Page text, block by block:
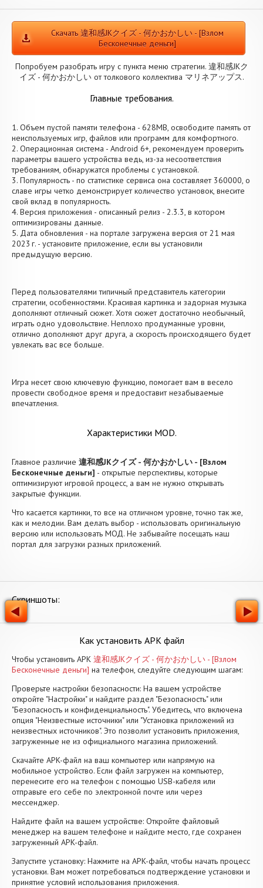
Скачать 違和感JKクイズ - 何かおかしい - [Взлом
Бесконечные деньги]
Попробуем разобрать игру с пункта меню стратегии. 違和感JKク
イズ - 何かおかしい от толкового коллектива マリネアップス.
Главные требования.
1. Объем пустой памяти телефона - 628MB, освободите память от
неиспользуемых игр, файлов или программ для комфортного.
2. Операционная система - Android 6+, рекомендуем проверить
параметры вашего устройства ведь, из-за несоответствия
требованиям, обнаружатся проблемы с установкой.
3. Популярность - по статистике сервиса она составляет 360000, о
cлаве игры четко демонстрирует количество установок, внесите
свой вклад в популярность.
4. Версия приложения - описанный релиз - 2.3.3, в котором
оптимизированы данные.
5. Дата обновления - на портале загружена версия от 21 мая
2023 г. - установите приложение, если вы установили
предыдущую версию.
Перед пользователями типичный представитель категории
стратегии, особенностями. Красивая картинка и задорная музыка
дополняют отличный сюжет. Хотя сюжет достаточно необычный,
играть одно удовольствие. Неплохо продуманные уровни,
отлично дополняют друг друга, а скорость происходящего будет
увлекать вас все больше.
Игра несет свою ключевую функцию, помогает вам в весело
провести свободное время и предоставит незабываемые
впечатления.
Характеристики MOD.
Главное различие 違和感JKクイズ - 何かおかしい - [Взлом
Бесконечные деньги] - открытые перспективы, которые
оптимизируют игровой процесс, а вам не нужно открывать
закрытые функции.
Что касается картинки, то все на отличном уровне, точно так же,
как и мелодии. Вам делать выбор - использовать оригинальную
версию или использовать МОД. Не забывайте посещать наш
портал для загрузки разных приложений.
Скриншоты:
Как установить APK файл
Чтобы установить APK 違和感JKクイズ - 何かおかしい - [Взлом
Бесконечные деньги] на телефон, следуйте следующим шагам:
Проверьте настройки безопасности: На вашем устройстве
откройте "Настройки" и найдите раздел "Безопасность" или
"Безопасность и конфиденциальность". Убедитесь, что включена
опция "Неизвестные источники" или "Установка приложений из
неизвестных источников". Это позволит установить приложения,
загруженные не из официального магазина приложений.
Скачайте APK-файл на ваш компьютер или напрямую на
мобильное устройство. Если файл загружен на компьютер,
перенесите его на телефон с помощью USB-кабеля или
отправьте его себе по электронной почте или через
мессенджер.
Найдите файл на вашем устройстве: Откройте файловый
менеджер на вашем телефоне и найдите место, где сохранен
загруженный APK-файл.
Запустите установку: Нажмите на APK-файл, чтобы начать процесс
установки. Вам может потребоваться подтверждение установки и
принятие условий использования приложения.